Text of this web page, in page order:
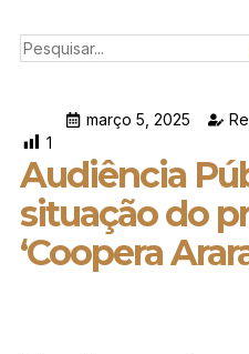
março 5, 2025
1
Audiência
situação do
‘Coopera